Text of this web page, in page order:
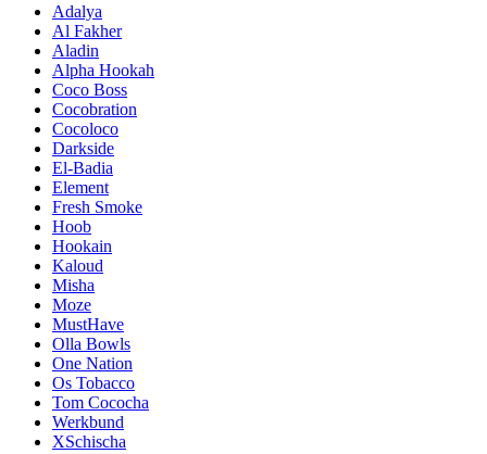
Adalya
Al Fakher
Aladin
Alpha Hookah
Coco Boss
Cocobration
Cocoloco
Darkside
El-Badia
Element
Fresh Smoke
Hoob
Hookain
Kaloud
Misha
Moze
MustHave
Olla Bowls
One Nation
Os Tobacco
Tom Cococha
Werkbund
XSchischa